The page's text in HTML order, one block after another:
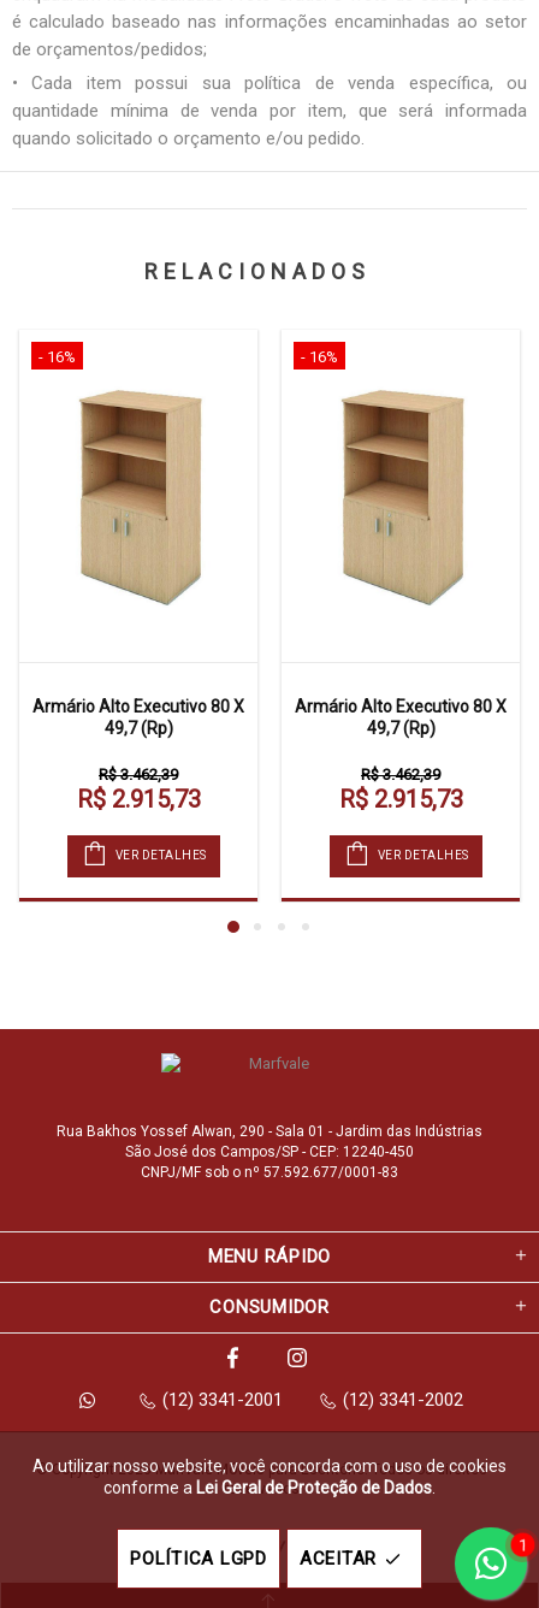
é calculado baseado nas informações encaminhadas ao setor
de orçamentos/pedidos;
• Cada item possui sua política de venda específica, ou
quantidade mínima de venda por item, que será informada
quando solicitado o orçamento e/ou pedido.
RELACIONADOS
- 16%
Armário Alto Executivo 80 X
49,7 (Rp)
R$ 3.462,39
R$ 2.915,73
VER DETALHES
- 16%
Armário Alto Executivo 80 X
49,7 (Rp)
R$ 3.462,39
R$ 2.915,73
VER DETALHES
Rua Bakhos Yossef Alwan, 290 - Sala 01 - Jardim das Indústrias
São José dos Campos/SP - CEP: 12240-450
CNPJ/MF sob o nº 57.592.677/0001-83
MENU RÁPIDO
CONSUMIDOR
(12) 3341-2001 (12) 3341-2002
© Copyright 2026 Marfvale Móveis para Escritório. Todos os direitos
reservados.
Feito com
Ao utilizar nosso website, você concorda com o uso de cookies
conforme a Lei Geral de Proteção de Dados
POLÍTICA LGPD ACEITAR
1